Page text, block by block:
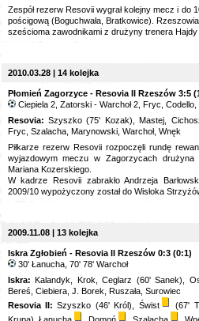
Zespół rezerw Resovii wygrał kolejny mecz i do
pościgową (Boguchwała, Bratkowice).
sześcioma zawodnikami z drużyny trenera Hajdy
2010.03.28 | 14 kolejka
Płomień Zagorzyce - Resovia II Rzeszów 3:5
Ciepiela 2, Zatorski - Warchoł 2, Fryc, Codello,
Resovia: Szyszko (75' Kozak), Mastej,
Fryc, Szalacha, Marynowski, Warchoł, Wnęk
Piłkarze rezerw Resovii rozpoczęli rundę
wyjazdowym meczu w Zagorzycach drużyna
Mariana Kozerskiego.
W kadrze Resovii zabrakło Andrzeja
2009/10 wypożyczony został do Wisłoka
2009.11.08 | 13 kolejka
Iskra Zgłobień - Resovia II Rzeszów 0:3 (0:1)
30' Łanucha, 70' 78' Warchoł
Iskra: Kalandyk, Krok, Ceglarz (60' Sanek),
Bereś, Ciebiera, J. Borek, Ruszała, Surowiec
Resovia II:Szyszko (46' Król), Świst (67'